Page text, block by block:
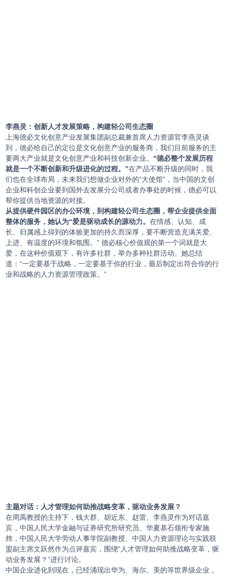
李燕灵：创新人才发展策略，构建轻公司生态圈
上海德必文化创意产业发展集团副总裁兼首席人力资源官李燕灵谈
到，德必给自己的定位是文化创意产业的服务商，我们目前服务的主
要两大产业就是文化创意产业和科技创新企业。 “德必整个发展历程
就是一个不断创新和升级进化的过程。”在产品不断升级的同时，我
们也在全球布局，未来我们想做企业对外的“大使馆”，当中国的文创
企业和科创企业要到国外去发展分公司或者办事处的时候，德必可以
帮你提供当地资源的对接。
从提供硬件园区的办公环境，到构建轻公司生态圈，帮企业提供全面
整体的服务，她认为“爱是驱动成长的源动力。在情感、认知、成
长、归属感上得到的体验更加的持久而深厚，要不断营造充满关爱、
上进、有温度的环境和氛围。” 德必核心价值观的第一个词就是大
爱，在这种价值观下，有许多社群，举办多种社群活动。她总结
道：“一定要基于战略，一定要基于你的行业，最后制定出符合你的行
业和战略的人力资源管理政策。”
主题对话：人才管理如何助推战略变革，驱动业务发展？
在周禹教授的主持下，钱大群、胡近东、赵雷、李燕灵作为对话嘉
宾，中国人民大学金融与证券研究所研究员、华夏基石领衔专家施
炜，中国人民大学劳动人事学院副教授、中国人力资源理论与实践联
盟副主席文跃然作为点评嘉宾，围绕“人才管理如何助推战略变革，驱
动业务发展？”进行讨论。
中国企业进化到现在，已经涌现出华为、海尔、美的等世界级企业，